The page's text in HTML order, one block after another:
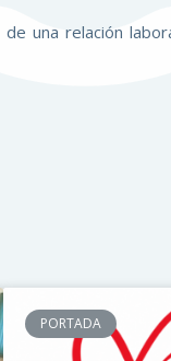
una relación
PORTADA